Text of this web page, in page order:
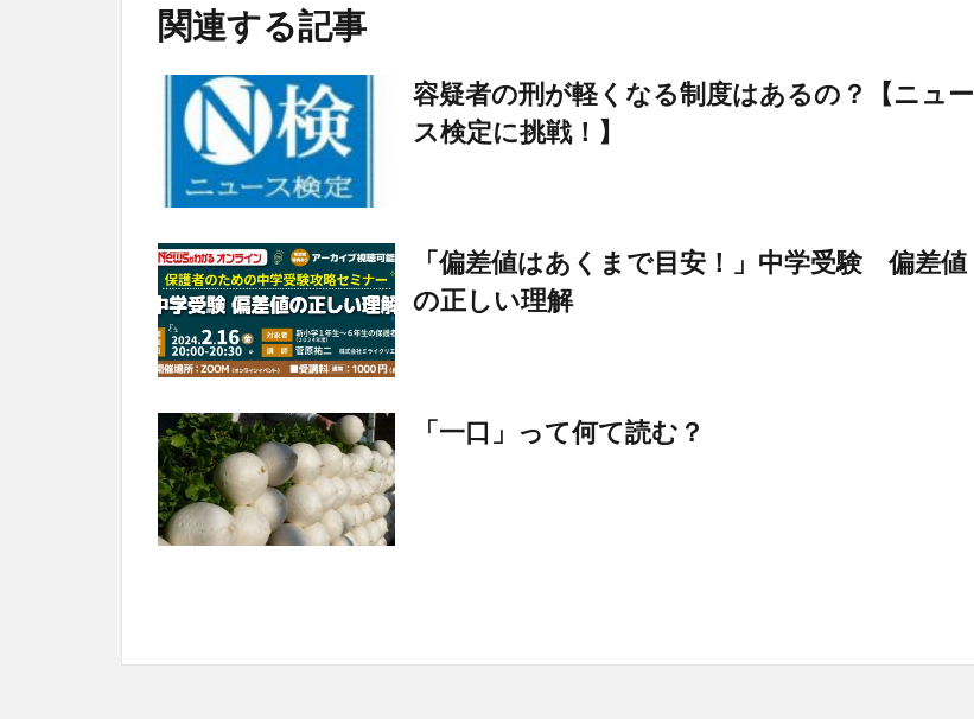
関連する記事
容疑者の刑が軽くなる制度はあるの？【ニュー
ス検定に挑戦！】
「偏差値はあくまで目安！」中学受験 偏差値
の正しい理解
「一口」って何て読む？